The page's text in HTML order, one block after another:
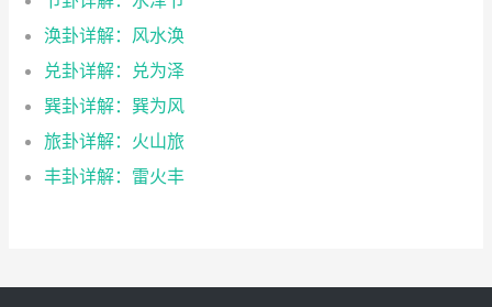
涣卦详解：风水涣
兑卦详解：兑为泽
巽卦详解：巽为风
旅卦详解：火山旅
丰卦详解：雷火丰